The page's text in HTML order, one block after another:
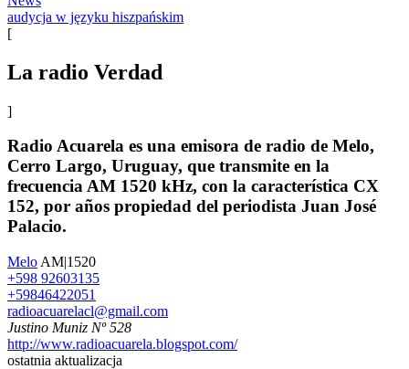
audycja w języku hiszpańskim
[
La radio Verdad
]
Radio Acuarela es una emisora de radio de Melo,
Cerro Largo, Uruguay, que transmite en la
frecuencia AM 1520 kHz, con la característica CX
152, por años propiedad del periodista Juan José
Palacio.
Melo AM|1520
+598 92603135
+59846422051
radioacuarelacl@gmail.com
Justino Muniz Nº 528
http://www.radioacuarela.blogspot.com/
ostatnia aktualizacja